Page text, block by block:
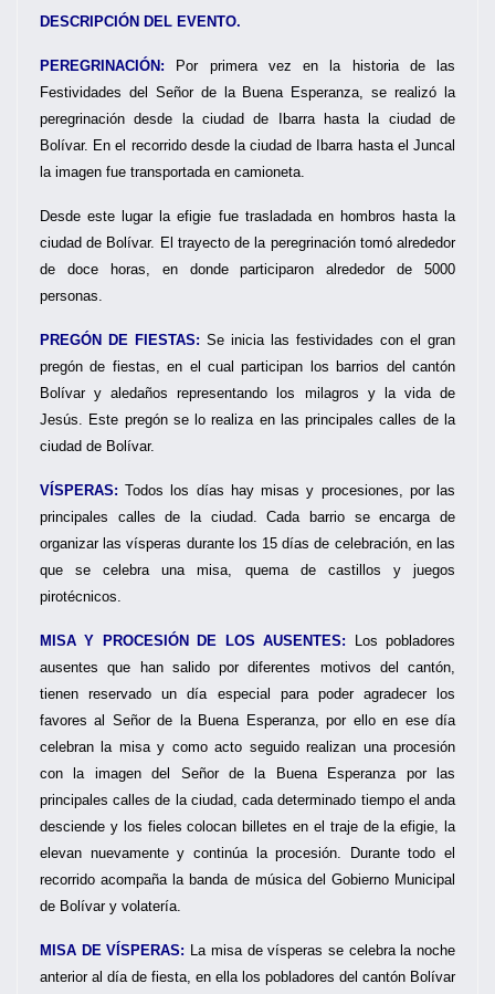
DESCRIPCIÓN DEL EVENTO.
PEREGRINACIÓN: Por primera vez en la historia de las
Festividades del Señor de la Buena Esperanza, se realizó la
peregrinación desde la ciudad de Ibarra hasta la ciudad de
Bolívar. En el recorrido desde la ciudad de Ibarra hasta el Juncal
la imagen fue transportada en camioneta.
Desde este lugar la efigie fue trasladada en hombros hasta la
ciudad de Bolívar. El trayecto de la peregrinación tomó alrededor
de doce horas, en donde participaron alrededor de 5000
personas.
PREGÓN DE FIESTAS: Se inicia las festividades con el gran
pregón de fiestas, en el cual participan los barrios del cantón
Bolívar y aledaños representando los milagros y la vida de
Jesús. Este pregón se lo realiza en las principales calles de la
ciudad de Bolívar.
VÍSPERAS: Todos los días hay misas y procesiones, por las
principales calles de la ciudad. Cada barrio se encarga de
organizar las vísperas durante los 15 días de celebración, en las
que se celebra una misa, quema de castillos y juegos
pirotécnicos.
MISA Y PROCESIÓN DE LOS AUSENTES: Los pobladores
ausentes que han salido por diferentes motivos del cantón,
tienen reservado un día especial para poder agradecer los
favores al Señor de la Buena Esperanza, por ello en ese día
celebran la misa y como acto seguido realizan una procesión
con la imagen del Señor de la Buena Esperanza por las
principales calles de la ciudad, cada determinado tiempo el anda
desciende y los fieles colocan billetes en el traje de la efigie, la
elevan nuevamente y continúa la procesión. Durante todo el
recorrido acompaña la banda de música del Gobierno Municipal
de Bolívar y volatería.
MISA DE VÍSPERAS: La misa de vísperas se celebra la noche
anterior al día de fiesta, en ella los pobladores del cantón Bolívar